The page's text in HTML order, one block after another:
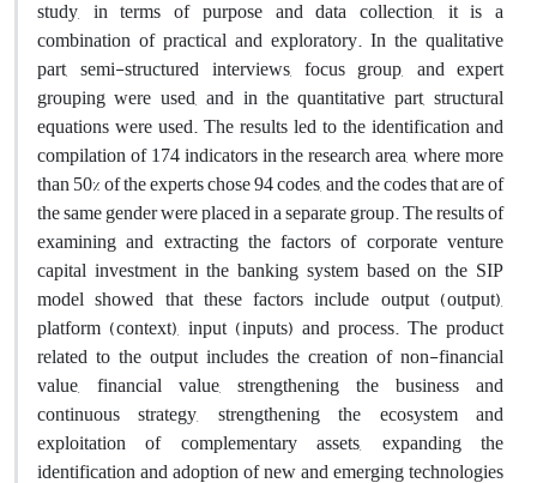
study, in terms of purpose and data collection, it is a
combination of practical and exploratory. In the qualitative
part, semi-structured interviews, focus group, and expert
grouping were used, and in the quantitative part, structural
equations were used. The results led to the identification and
compilation of 174 indicators in the research area, where more
than 50% of the experts chose 94 codes, and the codes that are of
the same gender were placed in a separate group. The results of
examining and extracting the factors of corporate venture
capital investment in the banking system based on the SIP
model showed that these factors include output (output),
platform (context), input (inputs) and process. The product
related to the output includes the creation of non-financial
value, financial value, strengthening the business and
continuous strategy, strengthening the ecosystem and
exploitation of complementary assets, expanding the
identification and adoption of new and emerging technologies